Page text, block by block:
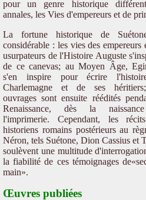
pour un genre historique
annales, les Vies d'empereurs et de
La fortune historique de
considérable : les vies des empereurs
usurpateurs de l'Histoire Auguste
de ce canevas; au Moyen Âge,
s'en inspire pour écrire
Charlemagne et de ses
ouvrages sont ensuite réédités
Renaissance, dès la
l'imprimerie. Cependant, les
historiens romains postérieurs au
Néron, tels Suétone, Dion Cassius et
soulèvent une multitude
la fiabilité de ces témoignages
main».
Œuvres publiées